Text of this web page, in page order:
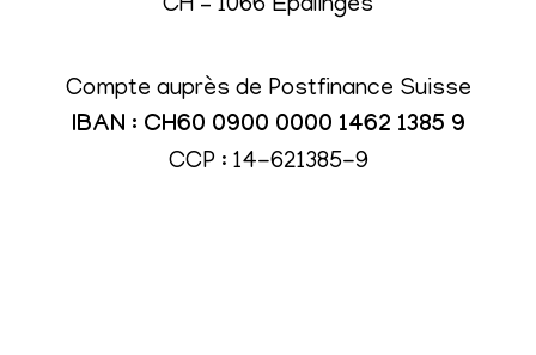
CH – 1066 Epalinges
Compte auprès de Postfinance Suisse
IBAN : CH60 0900 0000 1462 1385 9
CCP : 14-621385-9